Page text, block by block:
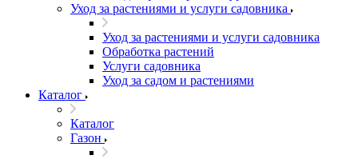
Уход за растениями и услуги садовника
Уход за растениями и услуги садовника
Обработка растений
Услуги садовника
Уход за садом и растениями
Каталог
Каталог
Газон